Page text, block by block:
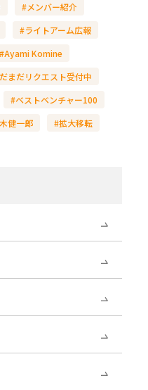
#メンバー紹介
#ライトアーム広報
#Ayami Komine
まだリクエスト受付中
#ベストベンチャー100
健一郎 #拡大移転